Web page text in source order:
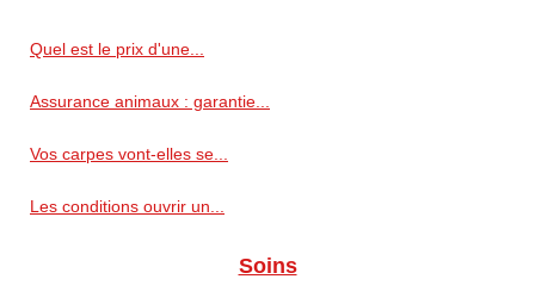
Quel est le prix d'une...
Assurance animaux : garantie...
Vos carpes vont-elles se...
Les conditions ouvrir un...
Soins